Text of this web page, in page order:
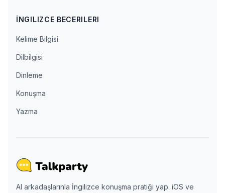
İNGILIZCE BECERILERI
Kelime Bilgisi
Dilbilgisi
Dinleme
Konuşma
Yazma
AI arkadaşlarınla İngilizce konuşma pratiği yap. iOS ve